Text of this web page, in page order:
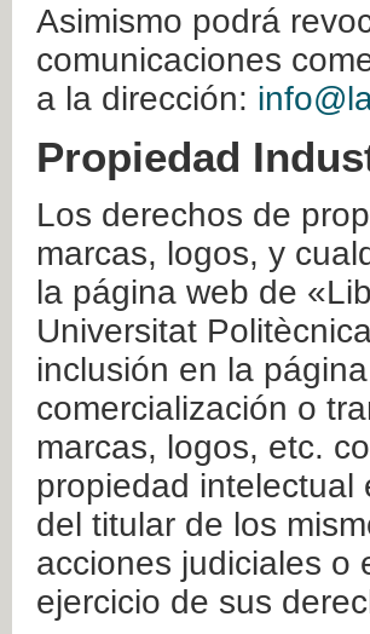
Asimismo podrá
comunicaciones
a la dirección:
Propiedad
Los derechos de
marcas, logos, y
la página web de
Universitat
inclusión en la
comercialización o
marcas, logos, etc.
propiedad intelectual
del titular de los
acciones judiciales o
ejercicio de sus